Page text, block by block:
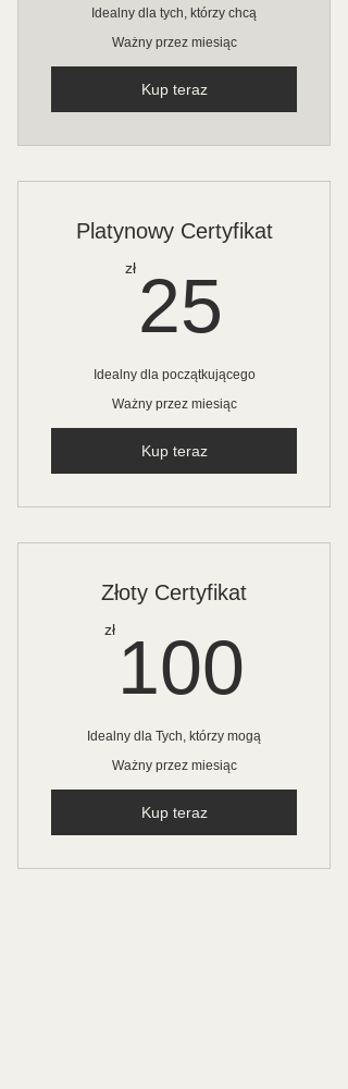
Idealny dla tych, którzy chcą
Ważny przez miesiąc
Kup teraz
Platynowy Certyfikat
zł 25
Idealny dla początkującego
Ważny przez miesiąc
Kup teraz
Złoty Certyfikat
zł 100
Idealny dla Tych, którzy mogą
Ważny przez miesiąc
Kup teraz